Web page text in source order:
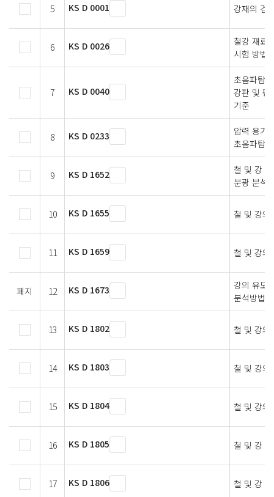
5 KS D 0001 강재의 검
6 KS D 0026
철강 재료
시험 방법
7 KS D 0040
초음파탐
강판 및 평
기준
8 KS D 0233
압력 용기
초음파탐
9 KS D 1652
철 및 강 —
분광 분석
10 KS D 1655 철 및 강의
11 KS D 1659 철 및 강의
폐지 12 KS D 1673
강의 유도
분석방법
13 KS D 1802 철 및 강의
14 KS D 1803 철 및 강의
15 KS D 1804 철 및 강의
16 KS D 1805 철 및 강 —
17 KS D 1806 철 및 강 —